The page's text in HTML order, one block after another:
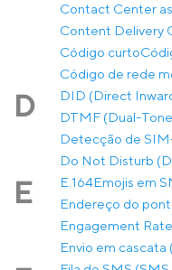
Contact Center
Content Delivery
Código curto
Código de rede
D DID (Direct
DTMF (Dual-
Detecção de
Do Not Disturb
E E.164Emojis em
Endereço do
Engagement Rate
Envio em